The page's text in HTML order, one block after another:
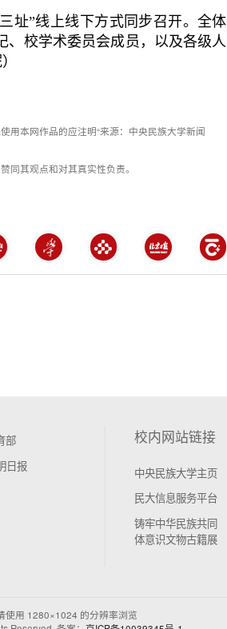
址”线上线下方式同步召开。全体
、校学术委员会成员，以及各级人
本网作品的应注明“来源：中央民族大学新闻
其观点和对其真实性负责。
部
日报
校内网站链接
中央民族大学主页
民大信息服务平台
铸牢中华民族共同
体意识文物古籍展
使用 1280×1024 的分辨率浏览